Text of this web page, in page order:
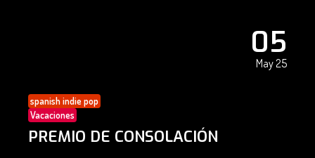
05
May 25
spanish indie pop
Vacaciones
PREMIO DE CONSOLACIÓN